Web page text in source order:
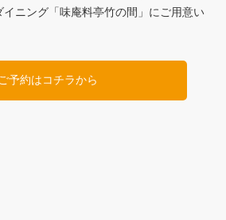
ニング「味庵料亭竹の間」にご用意い
ご予約はコチラから